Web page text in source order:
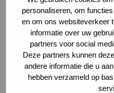
personaliseren, om
en om ons websiteverkeer
informatie over uw
partners voor social
Deze partners kunnen
andere informatie die u
hebben verzameld op
Volledige omschrijving